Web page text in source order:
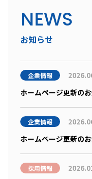
お知らせ
NEWS
企業情報
ホームページ更新の
企業情報
ホームページ更新の
採用情報